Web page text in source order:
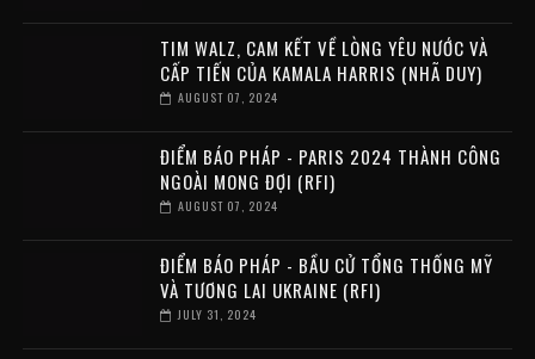
TIM WALZ, CAM KẾT VỀ LÒNG YÊU NƯỚC VÀ
CẤP TIẾN CỦA KAMALA HARRIS (NHÃ DUY)
AUGUST 07, 2024
ĐIỂM BÁO PHÁP - PARIS 2024 THÀNH CÔNG
NGOÀI MONG ĐỢI (RFI)
AUGUST 07, 2024
ĐIỂM BÁO PHÁP - BẦU CỬ TỔNG THỐNG MỸ
VÀ TƯƠNG LAI UKRAINE (RFI)
JULY 31, 2024